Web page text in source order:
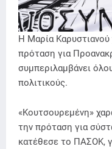
Η Μαρία Καρυστιανού
πρόταση για
συμπεριλαμβάνει
πολιτικούς.
«Κουτσουρεμένη»
την πρόταση για
κατέθεσε το ΠΑΣΟΚ,